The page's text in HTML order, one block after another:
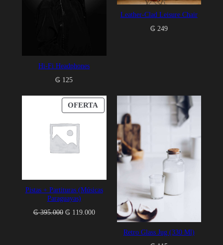
Hi-Fi Headphones
₲ 125
Leather-Clad Leisure Chair
₲249
OFERTA
EN
OFERTA
Pistas + Partituras (Músicas
Paraguayas)
₲395.000 El
₲119.000El
Retro Glass Jug (330 Ml)